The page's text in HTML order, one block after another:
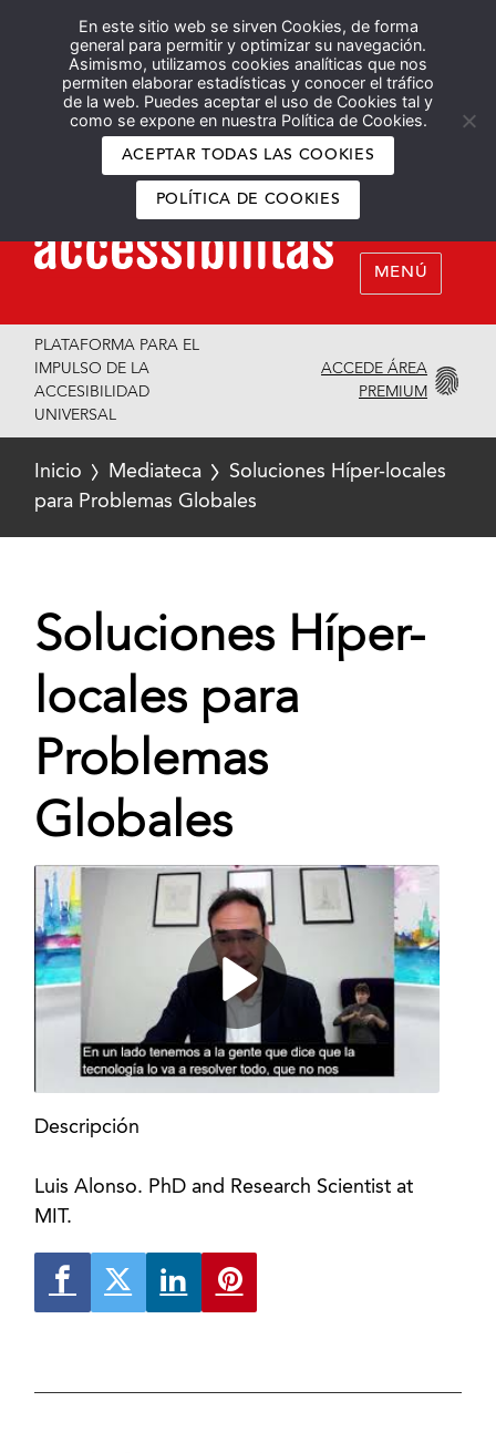
En este sitio web se sirven Cookies, de forma
general para permitir y optimizar su navegación.
Asimismo, utilizamos cookies analíticas que nos
permiten elaborar estadísticas y conocer el tráfico
de la web. Puedes aceptar el uso de Cookies tal y
como se expone en nuestra Política de Cookies.
ACEPTAR TODAS LAS COOKIES
POLÍTICA DE COOKIES
Español English
MENÚ
PLATAFORMA PARA EL
IMPULSO DE LA
ACCESIBILIDAD
UNIVERSAL
ACCEDE ÁREA
PREMIUM
Inicio Mediateca
Soluciones Híper-locales
para Problemas Globales
Soluciones Híper-
locales para
Problemas
Globales
Descripción
Luis Alonso. PhD and Research Scientist at
MIT.